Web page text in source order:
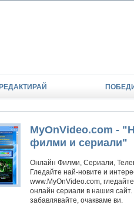
РЕДАКТИРАЙ
MyOnVideo.com -
филми и сериали"
Онлайн Филми, Сериали,
Гледайте най-новите и
www.MyOnVideo.com,
онлайн сериали в нашия сайт.
забавлявайте, очакваме ви.